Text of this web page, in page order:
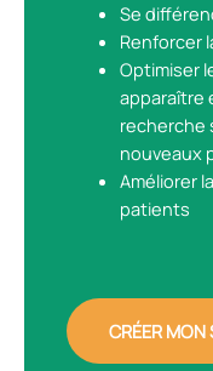
Se
Renforcer
Optimiser
apparaître
recherche
nouveaux
Améliorer
patients
CRÉER MON